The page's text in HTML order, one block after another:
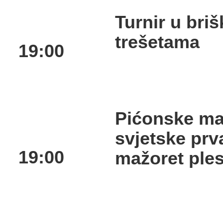
19:00
Turnir u
trešetama
19:00
Pićonske
svjetske
mažoret